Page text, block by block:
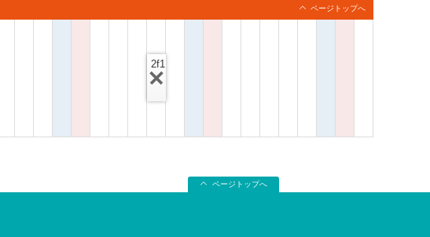
ページトップへ
2f1
ページトップへ